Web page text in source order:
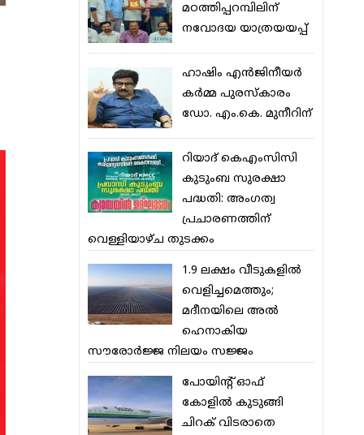
മഠത്തിപ്പറമ്പിലിന്
നവോദയ യാത്രയയപ്പ്
ഹാഷിം എന്‍ജിനീയര്‍
കര്‍മ്മ പുരസ്‌കാരം
ഡോ. എം.കെ. മുനീറിന്
റിയാദ് കെഎംസിസി
കുടുംബ സുരക്ഷാ
പദ്ധതി: അംഗത്വ
പ്രചാരണത്തിന്
വെള്ളിയാഴ്ച തുടക്കം
1.9 ലക്ഷം വീടുകളില്‍
വെളിച്ചമെത്തും;
മദീനയിലെ അല്‍
ഹെനാകിയ
സൗരോര്‍ജ്ജ നിലയം സജ്ജം
പോയിന്റ് ഓഫ്
കോളില്‍ കുടുങ്ങി
ചിറക് വിടരാതെ